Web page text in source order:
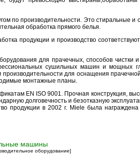
по производительности. Это стиральные
обработка прямого белья.
продукции и производство
для прачечных, способов чистки
сушильных машин и мощных
для оснащения
монтажные планы.
EN ISO 9001. Прочная конструкция,
долговечность и безотказную
продукции в 2002 г. Miele была
машины
оборудование]